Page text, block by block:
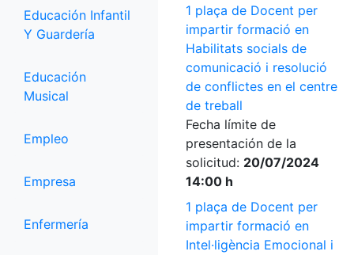
Educación Infantil
Y Guardería
Educación
Musical
Empleo
Empresa
Enfermería
1 plaça de Docent per
impartir formació en
Habilitats socials de
comunicació i resolució
de conflictes en el centre
de treball
Fecha límite de
presentación de la
solicitud: 20/07/2024
14:00 h
1 plaça de Docent per
impartir formació en
Intel·ligència Emocional i